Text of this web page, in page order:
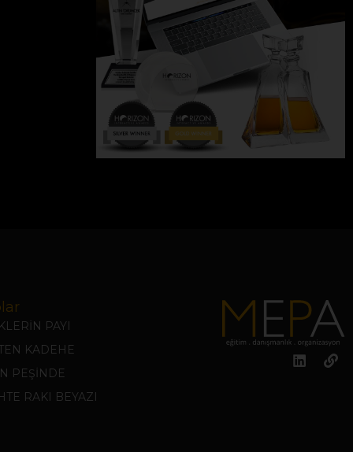
PAYI
KADEHE
PEŞİNDE
RAKI BEYAZI